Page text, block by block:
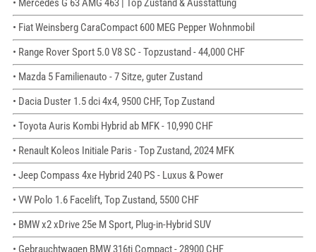
• Mercedes G 63 AMG 463 | Top Zustand & Ausstattung
• Fiat Weinsberg CaraCompact 600 MEG Pepper Wohnmobil
• Range Rover Sport 5.0 V8 SC - Topzustand - 44,000 CHF
• Mazda 5 Familienauto - 7 Sitze, guter Zustand
• Dacia Duster 1.5 dci 4x4, 9500 CHF, Top Zustand
• Toyota Auris Kombi Hybrid ab MFK - 10,990 CHF
• Renault Koleos Initiale Paris - Top Zustand, 2024 MFK
• Jeep Compass 4xe Hybrid 240 PS - Luxus & Power
• VW Polo 1.6 Facelift, Top Zustand, 5500 CHF
• BMW x2 xDrive 25e M Sport, Plug-in-Hybrid SUV
• Gebrauchtwagen BMW 316ti Compact - 28900 CHF